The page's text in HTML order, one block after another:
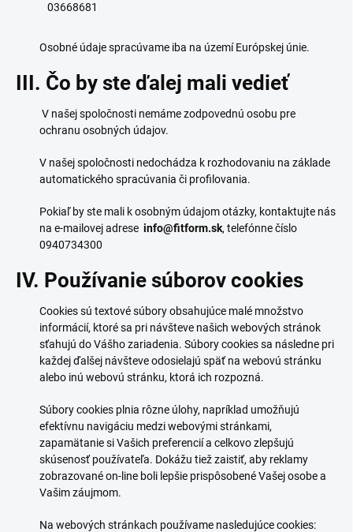
03668681
Osobné údaje spracúvame iba na území Európskej únie.
III. Čo by ste ďalej mali vedieť
V našej spoločnosti nemáme zodpovednú osobu pre
ochranu osobných údajov.
V našej spoločnosti nedochádza k rozhodovaniu na základe
automatického spracúvania či profilovania.
Pokiaľ by ste mali k osobným údajom otázky, kontaktujte nás
na e-mailovej adrese info@fitform.sk, telefónne číslo
0940734300
IV. Používanie súborov cookies
Cookies sú textové súbory obsahujúce malé množstvo
informácií, ktoré sa pri návšteve našich webových stránok
sťahujú do Vášho zariadenia. Súbory cookies sa následne pri
každej ďalšej návšteve odosielajú späť na webovú stránku
alebo inú webovú stránku, ktorá ich rozpozná.
Súbory cookies plnia rôzne úlohy, napríklad umožňujú
efektívnu navigáciu medzi webovými stránkami,
zapamätanie si Vašich preferencií a celkovo zlepšujú
skúsenosť používateľa. Dokážu tiež zaistiť, aby reklamy
zobrazované on-line boli lepšie prispôsobené Vašej osobe a
Vašim záujmom.
Na webových stránkach používame nasledujúce cookies: